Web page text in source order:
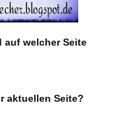
auf welcher Seite
aktuellen Seite?